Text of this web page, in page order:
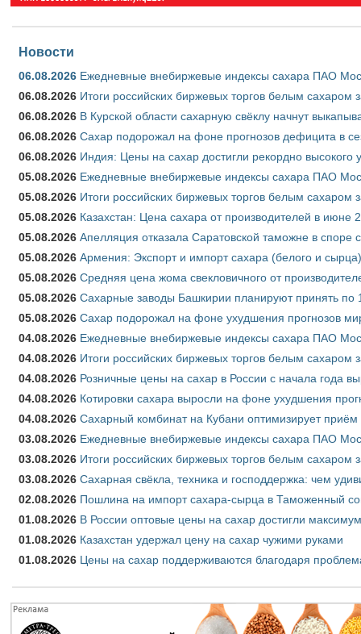
Новости
06.08.2026 Ежедневные внебиржевые индексы сахара ПАО
06.08.2026 Итоги российских биржевых торгов белым сахаром
06.08.2026 В Курской области сахарную свёклу начнут
06.08.2026 Сахар подорожал на фоне прогнозов дефицита в
06.08.2026 Индия: Цены на сахар достигли рекордно высокого
05.08.2026 Ежедневные внебиржевые индексы сахара ПАО
05.08.2026 Итоги российских биржевых торгов белым сахаром
05.08.2026 Казахстан: Цена сахара от производителей в июне
05.08.2026 Апелляция отказала Саратовской таможне в
05.08.2026 Армения: Экспорт и импорт сахара (белого и
05.08.2026 Средняя цена жома свекловичного от
05.08.2026 Сахарные заводы Башкирии планируют принять по
05.08.2026 Сахар подорожал на фоне ухудшения прогнозов
04.08.2026 Ежедневные внебиржевые индексы сахара ПАО
04.08.2026 Итоги российских биржевых торгов белым сахаром
04.08.2026 Розничные цены на сахар в России с начала года
04.08.2026 Котировки сахара выросли на фоне ухудшения
04.08.2026 Сахарный комбинат на Кубани оптимизирует приём
03.08.2026 Ежедневные внебиржевые индексы сахара ПАО
03.08.2026 Итоги российских биржевых торгов белым сахаром
03.08.2026 Сахарная свёкла, техника и господдержка: чем
02.08.2026 Пошлина на импорт сахара-сырца в Таможенный
01.08.2026 В России оптовые цены на сахар достигли
01.08.2026 Казахстан удержал цену на сахар чужими руками
01.08.2026 Цены на сахар поддерживаются благодаря